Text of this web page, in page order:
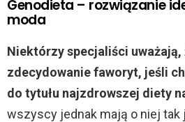
Genodieta – rozwiązanie
moda
Niektórzy specjaliści
zdecydowanie faworyt, jeśli
do tytułu najzdrowszej diety
wszyscy jednak mają o niej tak